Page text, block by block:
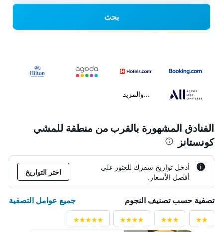
بحث
...والمزيد
الفنادق المشهورة بالقرب من منطقة للمشي
كونستانز
أدخل تواريخ سفرك للعثور على
أفضل الأسعار.
اختر التواريخ
تصفية حسب تصنيف النجوم جميع عوامل التصفية